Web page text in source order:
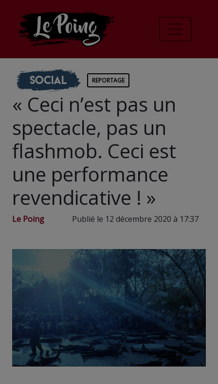
Social REPORTAGE
« Ceci n’est pas un
spectacle, pas un
flashmob. Ceci est
une performance
revendicative ! »
Le Poing Publié le 12 décembre 2020 à 17:37